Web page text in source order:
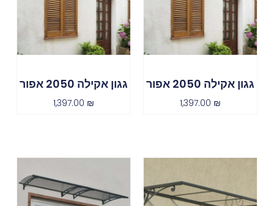
גגון אקילה 2050 אפור
1,397.00 ₪
גגון אקילה 2050 אפור
1,397.00 ₪